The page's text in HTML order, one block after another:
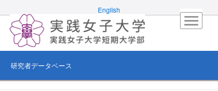
English
研究者データベース